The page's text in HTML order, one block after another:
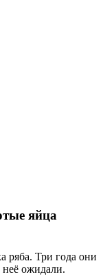
яйца
ряба. Три года они
неё ожидали.